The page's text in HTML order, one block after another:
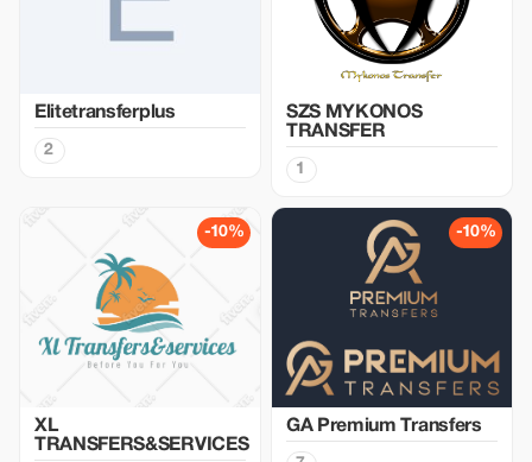
Elitetransferplus
2
SZS MYKONOS
TRANSFER
1
-10%
XL
TRANSFERS&SERVICES
-10%
GA Premium Transfers